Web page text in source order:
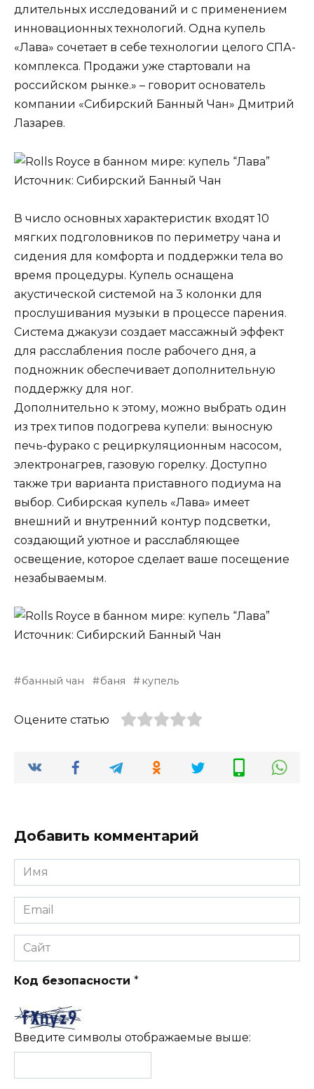
длительных исследований и с применением
инновационных технологий. Одна купель
«Лава» сочетает в себе технологии целого СПА-
комплекса. Продажи уже стартовали на
российском рынке.» – говорит основатель
компании «Сибирский Банный Чан» Дмитрий
Лазарев.
Источник: Сибирский Банный Чан
В число основных характеристик входят 10
мягких подголовников по периметру чана и
сидения для комфорта и поддержки тела во
время процедуры. Купель оснащена
акустической системой на 3 колонки для
прослушивания музыки в процессе парения.
Система джакузи создает массажный эффект
для расслабления после рабочего дня, а
подножник обеспечивает дополнительную
поддержку для ног.
Дополнительно к этому, можно выбрать один
из трех типов подогрева купели: выносную
печь-фурако с рециркуляционным насосом,
электронагрев, газовую горелку. Доступно
также три варианта приставного подиума на
выбор. Сибирская купель «Лава» имеет
внешний и внутренний контур подсветки,
создающий уютное и расслабляющее
освещение, которое сделает ваше посещение
незабываемым.
Источник: Сибирский Банный Чан
банный чан баня купель
Оцените статью
Добавить комментарий
Имя
*
Email
*
Сайт
Код безопасности *
Введите символы отображаемые выше: